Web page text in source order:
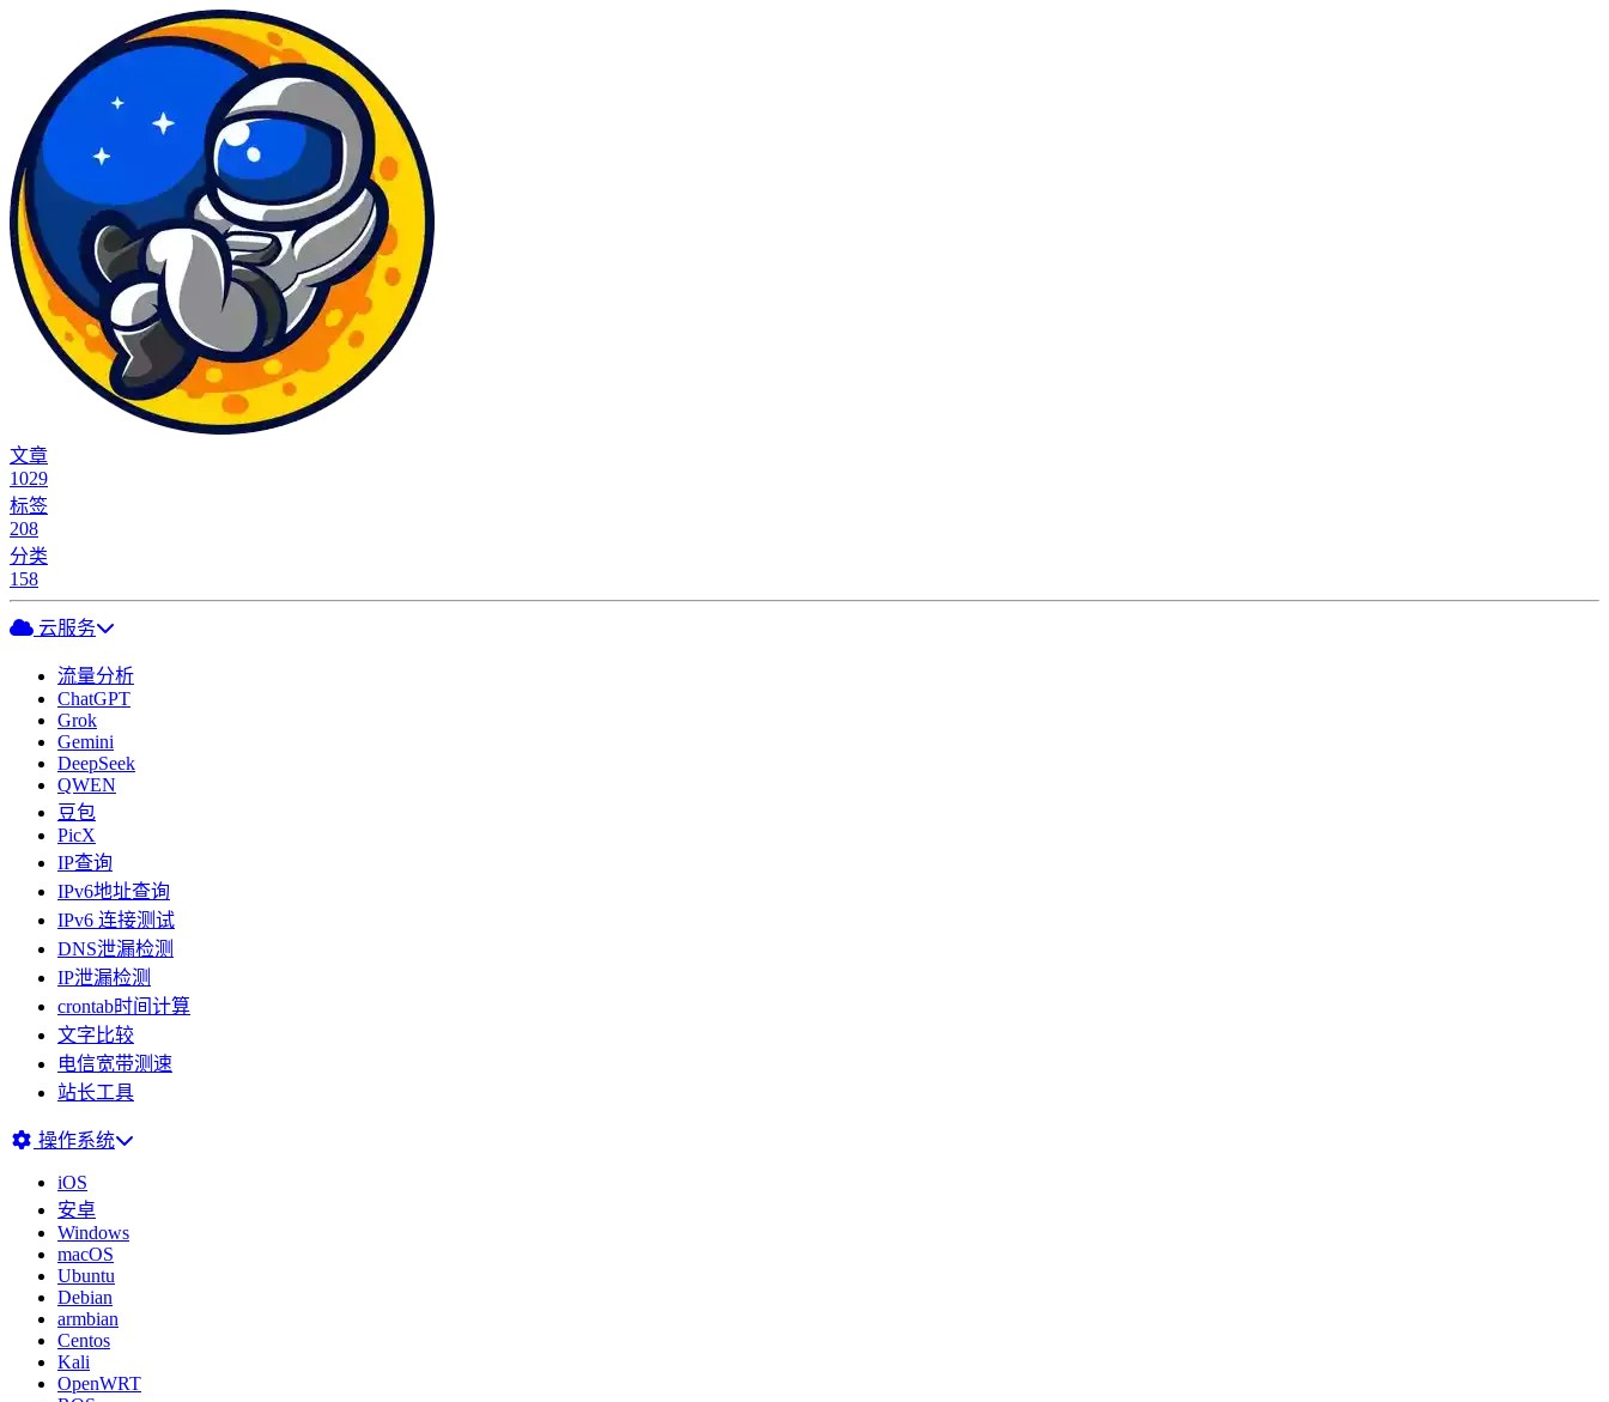
文章
1029
标签
208
分类
158
云服务
流量分析
ChatGPT
Grok
Gemini
DeepSeek
QWEN
豆包
PicX
IP查询
IPv6地址查询
IPv6 连接测试
DNS泄漏检测
IP泄漏检测
crontab时间计算
文字比较
电信宽带测速
站长工具
操作系统
iOS
安卓
Windows
macOS
Ubuntu
Debian
armbian
Centos
Kali
OpenWRT